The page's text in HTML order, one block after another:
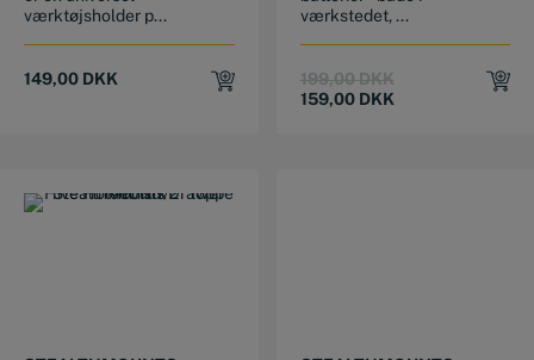
værktøjsholder p...
149,00 DKK
værkstedet, ...
199,00DKKOriginal
price
159,00 DKK
Current
price